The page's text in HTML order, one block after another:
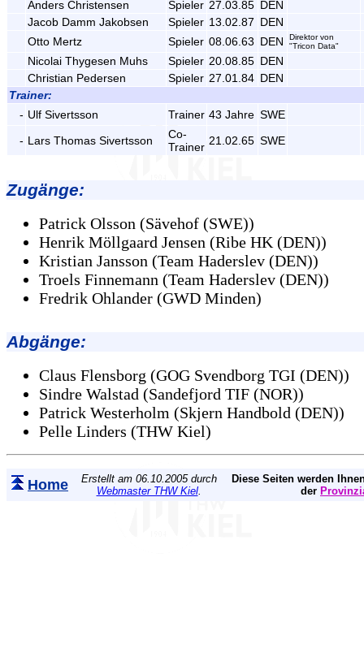
Anders Christensen Spieler 27.03.85 DEN
Jacob Damm Jakobsen
Spieler 13.02.87 DEN
Otto Mertz
Spieler 08.06.63 DEN
Direktor von
"Tricon Data"
Nicolai Thygesen Muhs Spieler 20.08.85 DEN
Christian Pedersen
Spieler 27.01.84 DEN
Trainer:
- Ulf Sivertsson Trainer 43 Jahre SWE
- Lars Thomas Sivertsson
Co-
Trainer 21.02.65 SWE
Zugänge:
Patrick Olsson (Sävehof (SWE))
Henrik Möllgaard Jensen (Ribe HK (DEN))
Kristian Jansson (Team Haderslev (DEN))
Troels Finnemann (Team Haderslev (DEN))
Fredrik Ohlander (GWD Minden)
Abgänge:
Claus Flensborg (GOG Svendborg TGI (DEN))
Sindre Walstad (Sandefjord TIF (NOR))
Patrick Westerholm (Skjern Handbold (DEN))
Pelle Linders (THW Kiel)
Home
Erstellt am 06.10.2005 durch
Webmaster THW Kiel.
Diese Seiten werden
der